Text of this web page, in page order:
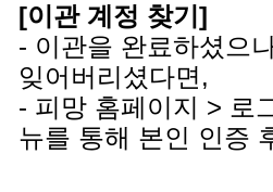
[이관 계정 찾기]
- 이관을 완료하셨으
잊어버리셨다면,
- 피망 홈페이지 > 로
뉴를 통해 본인 인증